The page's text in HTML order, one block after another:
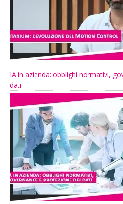
IA in azienda: obblighi normativi,
dati